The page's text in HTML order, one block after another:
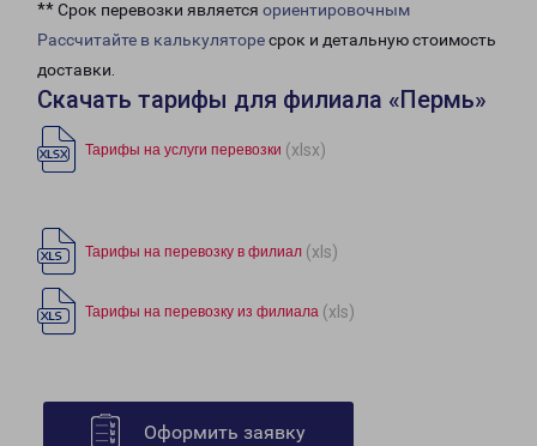
** Срок перевозки является ориентировочным
Рассчитайте в калькуляторесрок и детальную стоимость
доставки.
Скачать тарифы для филиала «Пермь»
Тарифы на услуги перевозки (xlsx)
Тарифы на перевозку в филиал (xls)
Тарифы на перевозку из филиала (xls)
Оформить заявку